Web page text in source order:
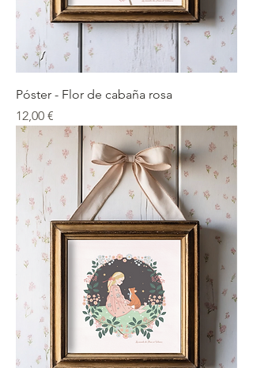
Póster - Flor de cabaña rosa
Precio
12,00 €